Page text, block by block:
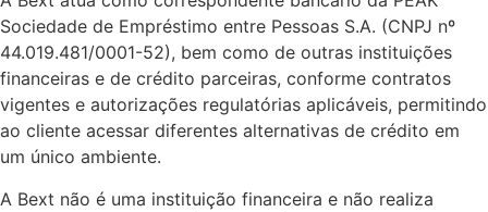
Sociedade de Empréstimo entre Pessoas S.A. (CNPJ nº
44.019.481/0001-52), bem como de outras instituições
financeiras e de crédito parceiras, conforme contratos
vigentes e autorizações regulatórias aplicáveis, permitindo
ao cliente acessar diferentes alternativas de crédito em
um único ambiente.
A Bext não é uma instituição financeira e não realiza